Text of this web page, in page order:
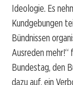
Ideologie. Es
Kundgebungen
Bündnissen
Ausreden
Bundestag, den
dazu auf, ein